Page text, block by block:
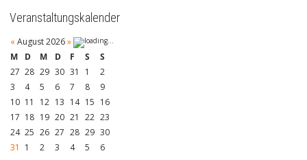
Veranstaltungskalender
« August 2026»
M
D M D F S
S
27 28 29 30 31 1
2
3
4 5 6 7 8
9
10 11 12 13 14 15 16
17 18 19 20 21 22 23
24 25 26 27 28 29 30
31
1 2 3 4 5 6